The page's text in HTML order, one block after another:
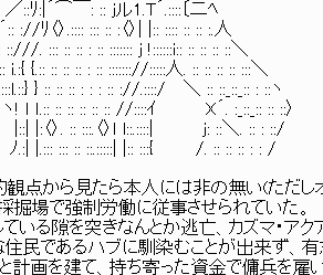
／::ﾘ:|´⌒￣: :: jル1.T´.::::〔二ﾍ │
´:: ://ﾘ〈〉.:::: ::: :: :〈〉| |:: :::: :: :: :.
|:: ::///. ::: :: :: : :: ::::::: j !::::::i:: :: ::
{.:: :: :: :: : :: ::::::://:::::人. :: :: ::
: : : :: ://.::::/ ＼ :: ::_::_:: : ::ヽ │
:: :: :: :: //::::ｲ X´. :_::_:: ::
〈〉ｌ l::.::::| j: ::＼. :: : ::/
|:: :::{ /. :: :: :: : : /
観点から見たら本人には非の無い(ただ
採掘場で強制労働に従事させられていた。
いる隙を突きなんとか逃亡、カズマ・アク
民であるハブに馴染むことが出来ず、
と計画を建て、持ち寄った資金で傭兵を